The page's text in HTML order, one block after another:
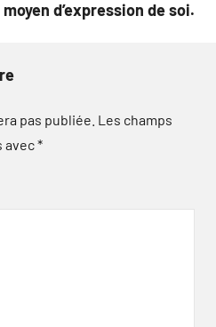
d’expression de soi.
pas publiée. Les champs
avec*